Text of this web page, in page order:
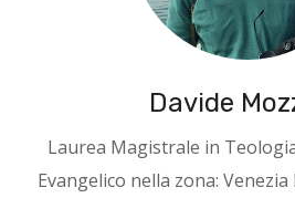
Davide
Laurea Magistrale in
Evangelico nella zona: